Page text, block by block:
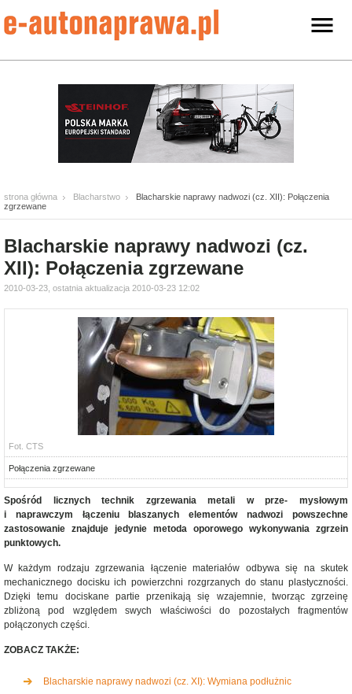
strona główna Blacharstwo
Blacharskie naprawy nadwozi (cz. XII): Połączenia
zgrzewane
Blacharskie naprawy nadwozi (cz.
XII): Połączenia zgrzewane
2010-03-23, ostatnia aktualizacja 2010-03-23 12:02
Fot. CTS
Połączenia zgrzewane
Spośród licznych technik zgrzewania metali w prze- mysłowym
i naprawczym łączeniu blaszanych elementów nadwozi powszechne
zastosowanie znajduje jedynie metoda oporowego wykonywania zgrzein
punktowych.
W każdym rodzaju zgrzewania łączenie materiałów odbywa się na skutek
mechanicznego docisku ich powierzchni rozgrzanych do stanu plastyczności.
Dzięki temu dociskane partie przenikają się wzajemnie, tworząc zgrzeinę
zbliżoną pod względem swych właściwości do pozostałych fragmentów
połączonych części.
ZOBACZ TAKŻE:
Blacharskie naprawy nadwozi (cz. XI): Wymiana podłużnic